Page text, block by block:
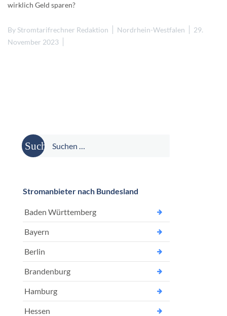
wirklich Geld sparen?
By Stromtarifrechner Redaktion Nordrhein-Westfalen
29.
November 2023
Suche
nach:
Stromanbieter nach Bundesland
Baden Württemberg
Bayern
Berlin
Brandenburg
Hamburg
Hessen